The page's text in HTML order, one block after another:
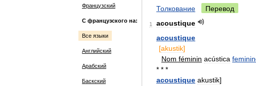
Французский
С французского на:
Все языки
Английский
Арабский
Баскский
Толкование Перевод
1
acoustique
acoustique
[akustik]
Nom féminin acústica
* * *
acoustique akustik]